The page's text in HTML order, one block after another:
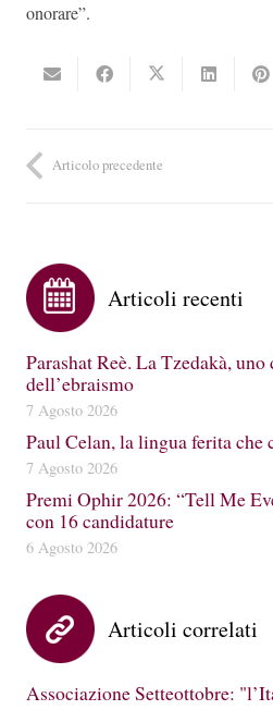
onorare”.
Articolo precedente
Articoli recenti
Parashat Reè. La Tzedakà,
dell’ebraismo
7 Agosto 2026
Paul Celan, la lingua ferita che
7 Agosto 2026
Premi Ophir 2026: “Tell Me
con 16 candidature
6 Agosto 2026
Articoli correlati
Associazione Setteottobre: